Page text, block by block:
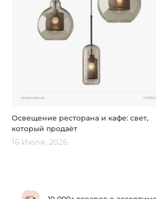
Освещение ресторана и кафе: свет,
который продаёт
16 Июля, 2026